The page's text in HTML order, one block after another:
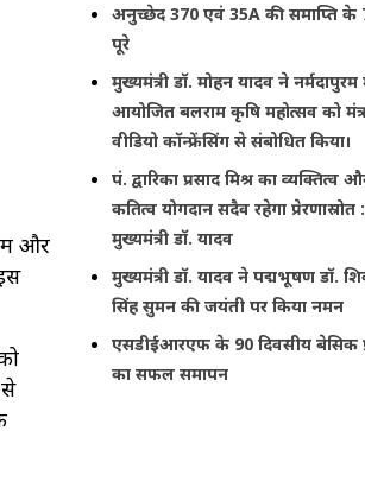
और
अनुच्छेद 370 एवं 35A की समाप्ति के
पूरे
मुख्यमंत्री डॉ. मोहन यादव ने नर्मदापुरम
आयोजित बलराम कृषि महोत्सव को
वीडियो कॉन्फ्रेंसिंग से संबोधित किया।
पं. द्वारिका प्रसाद मिश्र का व्यक्तित्व
कतित्व योगदान सदैव रहेगा प्रेरणास्रोत :
मुख्यमंत्री डॉ. यादव
मुख्यमंत्री डॉ. यादव ने पद्मभूषण डॉ.
सिंह सुमन की जयंती पर किया नमन
एसडीईआरएफ के 90 दिवसीय बेसिक
का सफल समापन